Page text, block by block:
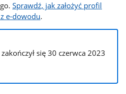
Sprawdź, jak założyć profil
e-dowodu.
się 30 czerwca 2023